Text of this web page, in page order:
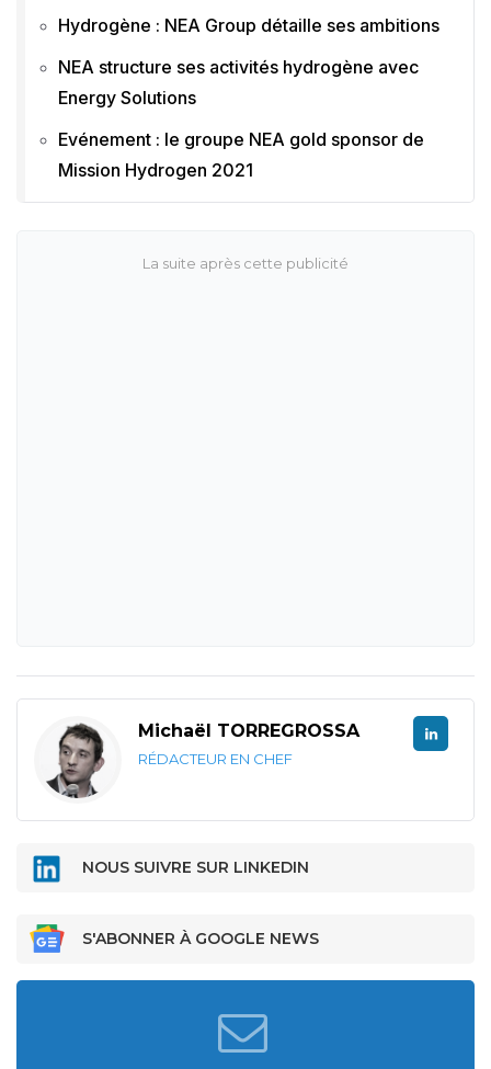
Hydrogène : NEA Group détaille ses ambitions
NEA structure ses activités hydrogène avec
Energy Solutions
Evénement : le groupe NEA gold sponsor de
Mission Hydrogen 2021
Michaël TORREGROSSA
RÉDACTEUR EN CHEF
NOUS SUIVRE SUR LINKEDIN
S'ABONNER À GOOGLE NEWS